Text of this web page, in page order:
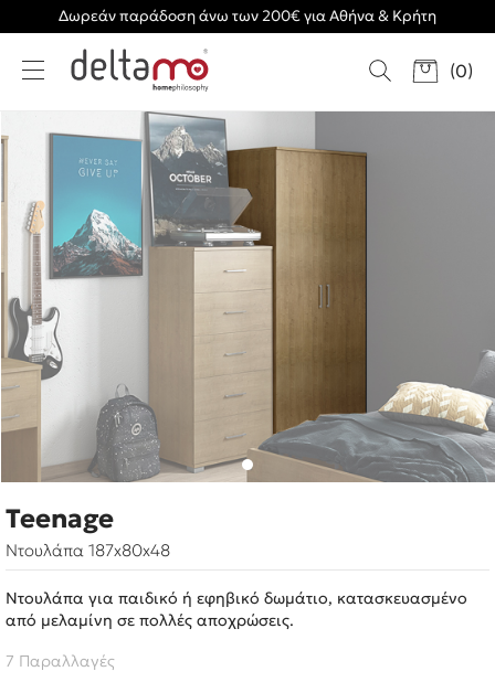
Δωρεάν παράδοση άνω των 200€ για Αθήνα & Κρήτη
(0)
Teenage
Ντουλάπα 187x80x48
Ντουλάπα για παιδικό ή εφηβικό δωμάτιο, κατασκευασμένο
από μελαμίνη σε πολλές αποχρώσεις.
7 Παραλλαγές